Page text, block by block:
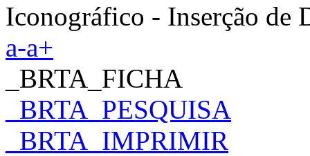
Iconográfico - Inserção de
a-a+
_BRTA_FICHA
_BRTA_PESQUISA
_BRTA_IMPRIMIR